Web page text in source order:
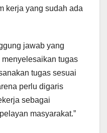
kerja yang sudah ada
jawab yang
tugas
tugas sesuai
perlu digaris
sebagai
masyarakat.”